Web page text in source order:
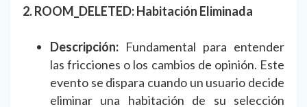
2. ROOM_DELETED: Habitación Eliminada
Descripción: Fundamental para entender
las fricciones o los cambios de opinión. Este
evento se dispara cuando un usuario decide
eliminar una habitación de su selección